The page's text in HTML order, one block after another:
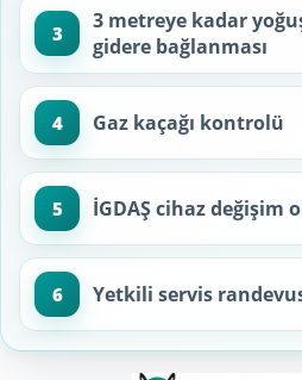
3
3 metreye kadar
gidere bağlanması
4 Gaz kaçağı kontrolü
5 İGDAŞ cihaz değişim
6 Yetkili servis